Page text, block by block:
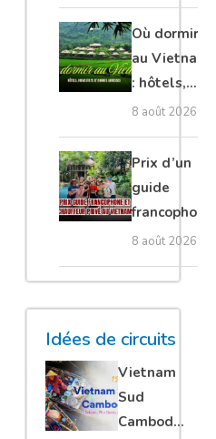
sauvage et
conseils
pour
explorer le
Où dormir
au Vietnam
: hôtels,
homestays
et bonnes
adresses
8 août 2026
Prix d’un
guide
francophone
et chauffeur
privé au
Vietnam
8 août 2026
Idées de circuits
Vietnam
Sud
Cambodge